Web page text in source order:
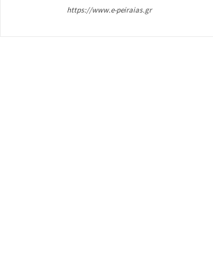
https://www.e-peiraias.gr